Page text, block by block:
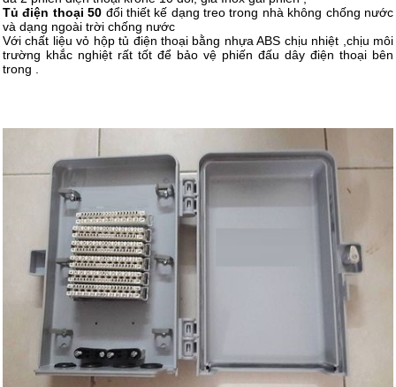
Tủ điện thoại 50 đổi thiết kế dạng treo trong nhà không chống nước
và dạng ngoài trời chống nước
Với chất liệu vỏ hộp tủ điện thoại bằng nhựa ABS chịu nhiệt ,chịu môi
trường khắc nghiệt rất tốt để bảo vệ phiến đấu dây điện thoại bên
trong .